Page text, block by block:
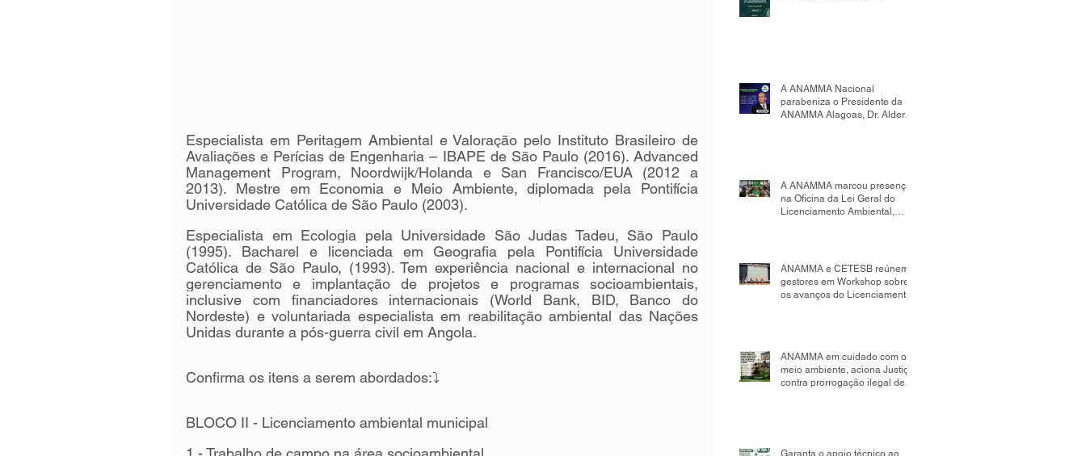
Especialista em Peritagem Ambiental e Valoração pelo Instituto Brasileiro de
Avaliações e Perícias de Engenharia – IBAPE de São Paulo (2016). Advanced
Management Program, Noordwijk/Holanda e San Francisco/EUA (2012 a
2013). Mestre em Economia e Meio Ambiente, diplomada pela Pontifícia
Universidade Católica de São Paulo (2003).
Especialista em Ecologia pela Universidade São Judas Tadeu, São Paulo
(1995). Bacharel e licenciada em Geografia pela Pontifícia Universidade
Católica de São Paulo, (1993). Tem experiência nacional e internacional no
gerenciamento e implantação de projetos e programas socioambientais,
inclusive com financiadores internacionais (World Bank, BID, Banco do
Nordeste) e voluntariada especialista em reabilitação ambiental das Nações
Unidas durante a pós-guerra civil em Angola.
Confirma os itens a serem abordados:⤵️
BLOCO II - Licenciamento ambiental municipal
A ANAMMA Nacional
parabeniza o Presidente da
ANAMMA Alagoas, Dr. Alder
A ANAMMA marcou presença
na Oficina da Lei Geral do
Licenciamento Ambiental,
com o fortalecimento da
gestão ambiental
ANAMMA e CETESB reúnem
gestores em Workshop sobre
os avanços do Licenciamento
ANAMMA em cuidado com o
meio ambiente, aciona Justiça
contra prorrogação ilegal de
Garanta o apoio técnico ao